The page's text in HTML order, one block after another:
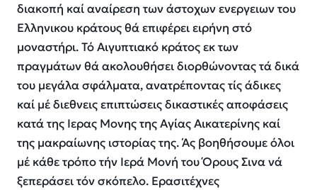
διακοπή καί αναίρεση των άστοχων ενεργειων του
Ελληνικου κράτους θά επιφέρει ειρήνη στό
μοναστήρι. Τό Αιγυπτιακό κράτος εκ των
πραγμάτων θά ακολουθήσει διορθώνοντας τά δικά
του μεγάλα σφάλματα, ανατρέποντας τίς άδικες
καί μέ διεθνεις επιπτώσεις δικαστικές αποφάσεις
κατά της Ιερας Μονης της Αγίας Αικατερίνης καί
της μακραίωνης ιστορίας της. Άς βοηθήσουμε όλοι
μέ κάθε τρόπο τήν Ιερά Μονή του Όρους Σινα νά
ξεπεράσει τόν σκόπελο. Ερασιτέχνες